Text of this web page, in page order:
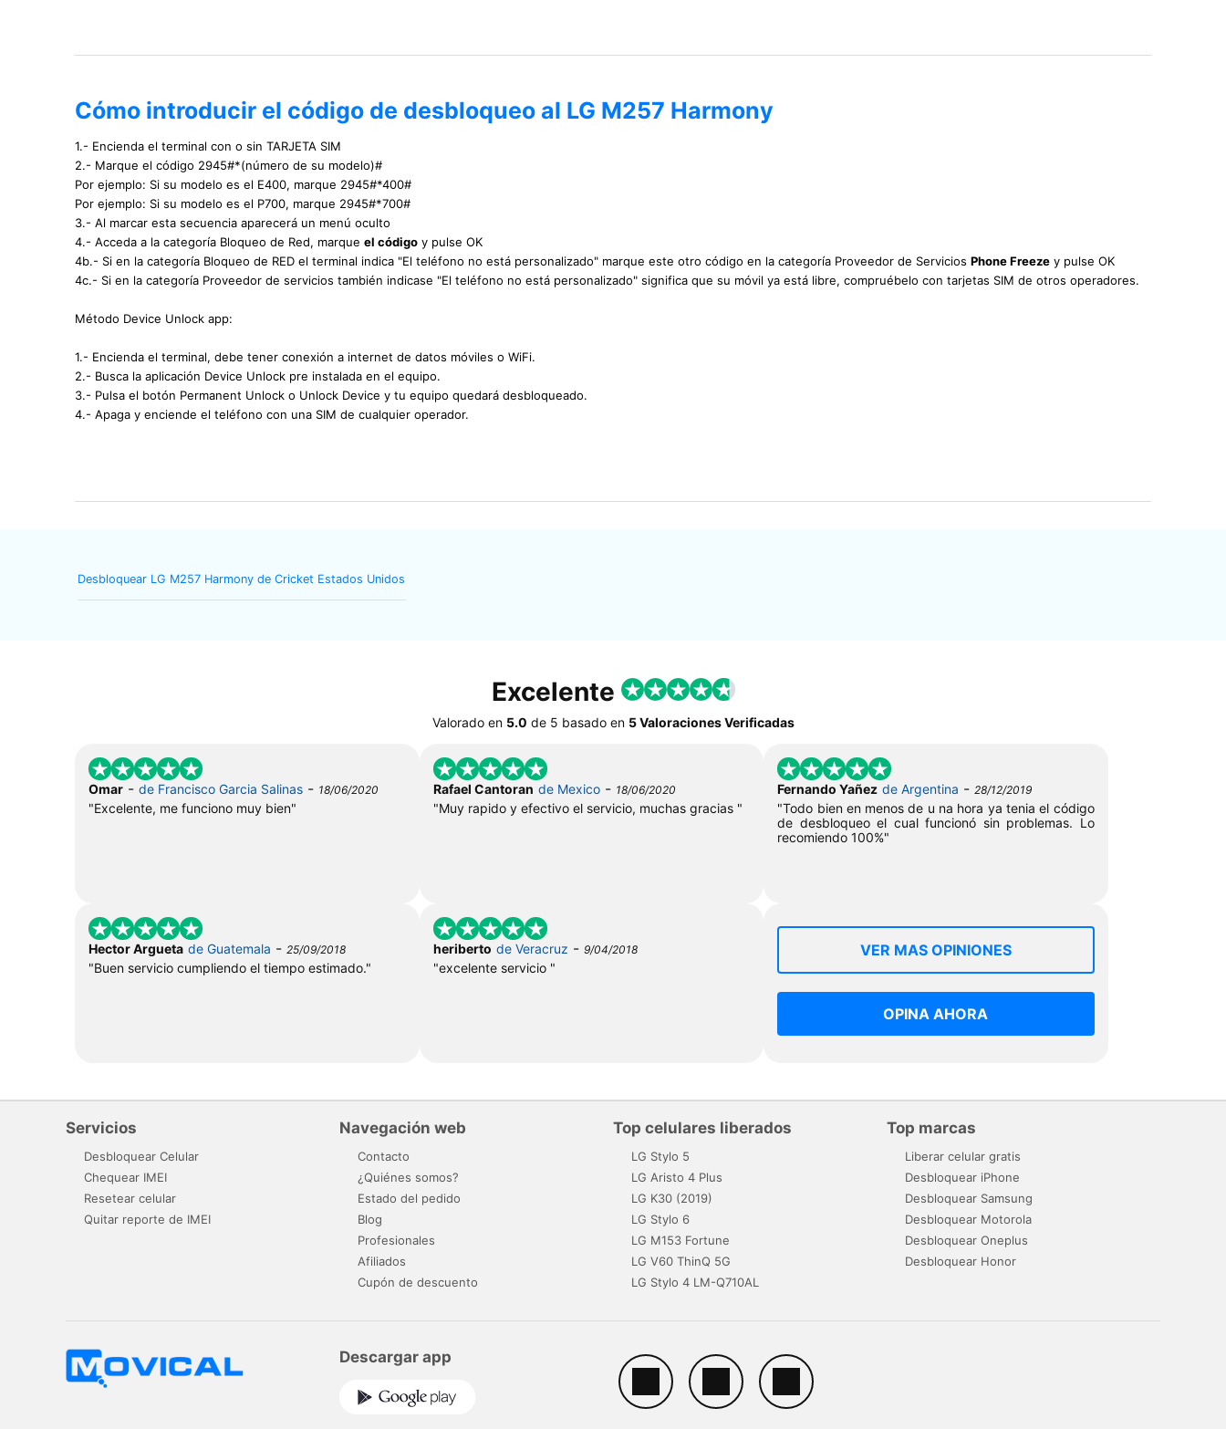
Cómo introducir el código de desbloqueo al LG M257 Harmony
1.- Encienda el terminal con o sin TARJETA SIM
2.- Marque el código 2945#*(número de su modelo)#
Por ejemplo: Si su modelo es el E400, marque 2945#*400#
Por ejemplo: Si su modelo es el P700, marque 2945#*700#
3.- Al marcar esta secuencia aparecerá un menú oculto
4.- Acceda a la categoría Bloqueo de Red, marque el código y pulse OK
4b.- Si en la categoría Bloqueo de RED el terminal indica "El teléfono no está personalizado" marque este otro código en la categoría Proveedor de Servicios Phone Freeze y pulse OK
4c.- Si en la categoría Proveedor de servicios también indicase "El teléfono no está personalizado" significa que su móvil ya está libre, compruébelo con tarjetas SIM de otros operadores.
Método Device Unlock app:
1.- Encienda el terminal, debe tener conexión a internet de datos móviles o WiFi.
2.- Busca la aplicación Device Unlock pre instalada en el equipo.
3.- Pulsa el botón Permanent Unlock o Unlock Device y tu equipo quedará desbloqueado.
4.- Apaga y enciende el teléfono con una SIM de cualquier operador.
Desbloquear LG M257 Harmony de Cricket Estados Unidos
Excelente
Valorado en 5.0 de 5 basado en 5 Valoraciones Verificadas
Omar - de Francisco Garcia Salinas - 18/06/2020
"Excelente, me funciono muy bien"
Rafael Cantoran de Mexico- 18/06/2020
"Muy rapido y efectivo el servicio, muchas gracias "
Fernando Yañez de Argentina -28/12/2019
"Todo bien en menos de u na hora ya tenia el código
de desbloqueo el cual funcionó sin problemas. Lo
recomiendo 100%"
Hector Argueta de Guatemala - 25/09/2018
"Buen servicio cumpliendo el tiempo estimado."
heriberto de Veracruz - 9/04/2018
"excelente servicio "
VER MAS OPINIONES
OPINA AHORA
Servicios
Desbloquear Celular
Chequear IMEI
Resetear celular
Quitar reporte de IMEI
Navegación web
Contacto
¿Quiénes somos?
Estado del pedido
Blog
Profesionales
Afiliados
Cupón de descuento
Top celulares liberados
LG Stylo 5
LG Aristo 4 Plus
LG K30 (2019)
LG Stylo 6
LG M153 Fortune
LG V60 ThinQ 5G
LG Stylo 4 LM-Q710AL
Top marcas
Liberar celular gratis
Desbloquear iPhone
Desbloquear Samsung
Desbloquear Motorola
Desbloquear Oneplus
Desbloquear Honor
Descargar app